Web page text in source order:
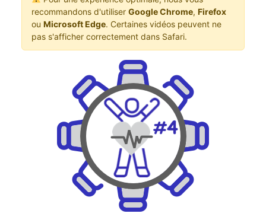
recommandons d'utiliser Google Chrome, Firefox
ou Microsoft Edge. Certaines vidéos peuvent ne
pas s'afficher correctement dans Safari.